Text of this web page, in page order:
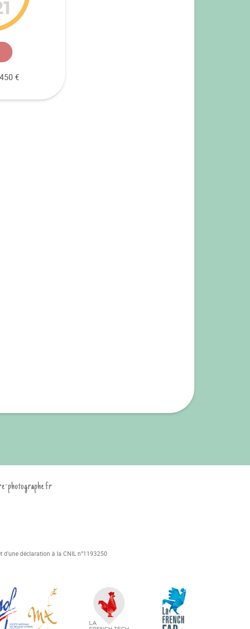
€
photographe.fr
déclaration à la CNIL n°1193250